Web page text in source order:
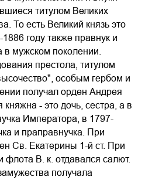
титулом Великих
То есть Великий князь это
году также правнук и
мужском поколении.
престола, титулом
особым гербом и
получал орден Андрея
- это дочь, сестра, а в
Императора, в 1797-
и праправнучка. При
Св. Екатерины 1-й ст. При
флота В. к. отдавался салют.
получала